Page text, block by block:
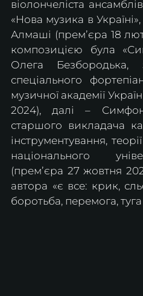
віолончеліста
«Нова музика в
Алмаші (премʼєра 18
композицією була
Олега Безбородька,
спеціального
музичної академії
2024), далі –
старшого викладача
інструментування,
національного
(премʼєра 27 жовтня
автора «є все: крик,
боротьба, перемога,